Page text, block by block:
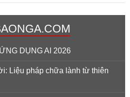
DỤNG AI 2026
Liệu pháp chữa lành từ thiên